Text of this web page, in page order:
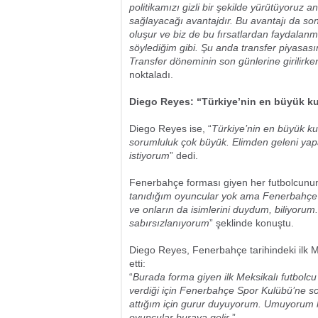
politikamızı gizli bir şekilde yürütüyoruz
sağlayacağı avantajdır. Bu avantajı da
oluşur ve biz de bu fırsatlardan
söylediğim gibi. Şu anda transfer
Transfer döneminin son günlerine
noktaladı.
Diego Reyes: “Türkiye’nin en büyük
Diego Reyes ise, “Türkiye’nin en büyük
sorumluluk çok büyük. Elimden geleni
istiyorum” dedi.
Fenerbahçe forması giyen her
tanıdığım oyuncular yok ama
ve onların da isimlerini duydum,
sabırsızlanıyorum” şeklinde konuştu.
Diego Reyes, Fenerbahçe tarihindeki ilk
etti:
“Burada forma giyen ilk Meksikalı
verdiği için Fenerbahçe Spor Kulübü’ne
attığım için gurur duyuyorum. Umuyorum